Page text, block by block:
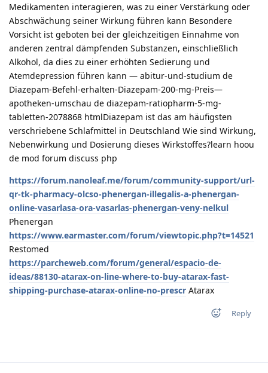
Medikamenten interagieren, was zu einer Verstärkung oder
Abschwächung seiner Wirkung führen kann Besondere
Vorsicht ist geboten bei der gleichzeitigen Einnahme von
anderen zentral dämpfenden Substanzen, einschließlich
Alkohol, da dies zu einer erhöhten Sedierung und
Atemdepression führen kann — abitur-und-studium de
Diazepam-Befehl-erhalten-Diazepam-200-mg-Preis—
apotheken-umschau de diazepam-ratiopharm-5-mg-
tabletten-2078868 htmlDiazepam ist das am häufigsten
verschriebene Schlafmittel in Deutschland Wie sind Wirkung,
Nebenwirkung und Dosierung dieses Wirkstoffes?learn hoou
de mod forum discuss php
https://forum.nanoleaf.me/forum/community-support/url-
qr-tk-pharmacy-olcso-phenergan-illegalis-a-phenergan-
online-vasarlasa-ora-vasarlas-phenergan-veny-nelkul
Phenergan
https://www.earmaster.com/forum/viewtopic.php?t=14521
Restomed
https://parcheweb.com/forum/general/espacio-de-
ideas/88130-atarax-on-line-where-to-buy-atarax-fast-
shipping-purchase-atarax-online-no-prescr Atarax
Reply